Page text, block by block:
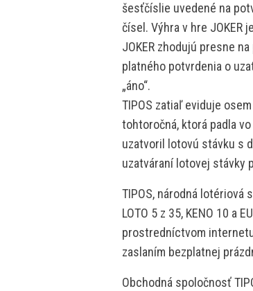
šesťčíslie uvedené na
čísel. Výhra v hre JOKER
JOKER zhodujú presne
platného potvrdenia o
„áno“.
TIPOS zatiaľ eviduje
tohtoročná, ktorá padla
uzatvoril lotovú stávku s
uzatváraní lotovej stávky
TIPOS, národná lotériová
LOTO 5 z 35, KENO 10 a
prostredníctvom
zaslaním bezplatnej
Obchodná spoločnosť